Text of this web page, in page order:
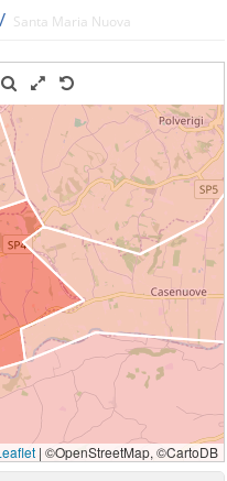
/ Santa Maria Nuova